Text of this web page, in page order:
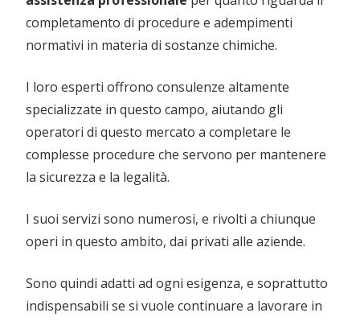
completamento di procedure e adempimenti
normativi in materia di sostanze chimiche.
I loro esperti offrono consulenze altamente
specializzate in questo campo, aiutando gli
operatori di questo mercato a completare le
complesse procedure che servono per mantenere
la sicurezza e la legalità.
I suoi servizi sono numerosi, e rivolti a chiunque
operi in questo ambito, dai privati alle aziende.
Sono quindi adatti ad ogni esigenza, e soprattutto
indispensabili se si vuole continuare a lavorare in